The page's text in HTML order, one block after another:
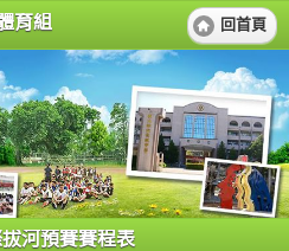
育組 回首頁
河預賽賽程表